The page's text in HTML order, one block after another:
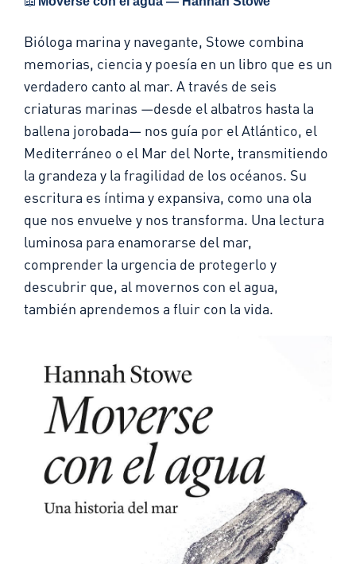
Bióloga marina y navegante, Stowe combina
memorias, ciencia y poesía en un libro que es un
verdadero canto al mar. A través de seis
criaturas marinas —desde el albatros hasta la
ballena jorobada— nos guía por el Atlántico, el
Mediterráneo o el Mar del Norte, transmitiendo
la grandeza y la fragilidad de los océanos. Su
escritura es íntima y expansiva, como una ola
que nos envuelve y nos transforma. Una lectura
luminosa para enamorarse del mar,
comprender la urgencia de protegerlo y
descubrir que, al movernos con el agua,
también aprendemos a fluir con la vida.